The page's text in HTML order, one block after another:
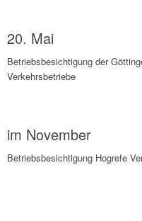
20. Mai
Betriebsbesichtigung der
Verkehrsbetriebe
im November
Betriebsbesichtigung Hogrefe